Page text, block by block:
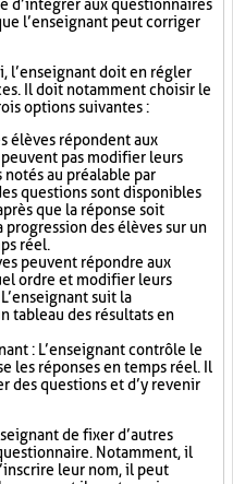
d’intégrer aux questionnaires
l’enseignant peut corriger
l’enseignant doit en régler
Il doit notamment choisir le
options suivantes :
élèves répondent aux
pas modifier leurs
notés au préalable par
questions sont disponibles
que la réponse soit
progression des élèves sur un
réel.
peuvent répondre aux
ordre et modifier leurs
suit la
tableau des résultats en
: L’enseignant contrôle le
les réponses en temps réel. Il
des questions et d’y revenir
de fixer d’autres
Notamment, il
leur nom, il peut